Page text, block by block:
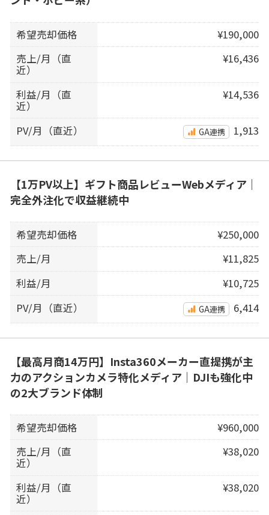
希望売却価格
¥190,000
売上/月（直
近）
¥16,436
利益/月（直
近）
¥14,536
PV/月（直近） GA連携 1,913
【1万PV以上】ギフト商品レビューWebメディア｜
完全外注化で収益継続中
希望売却価格
¥250,000
売上/月
¥11,825
利益/月
¥10,725
PV/月（直近）
GA連携 6,414
【最高月商14万円】Insta360メーカー直提携が主
力のアクションカメラ特化メディア｜DJIも強化中
の2大ブランド体制
希望売却価格
¥960,000
売上/月（直
近）
¥38,020
利益/月（直
近）
¥38,020